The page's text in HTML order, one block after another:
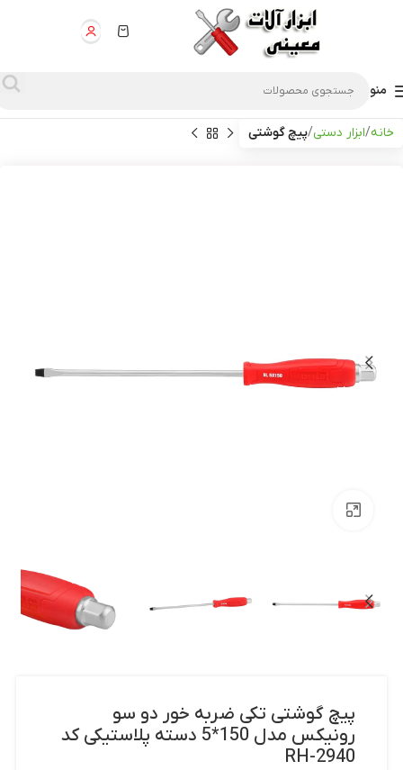
منو
خانه ابزار دستی پیچ گوشتی
پیچ گوشتی تکی ضربه خور دو سو
رونیکس مدل 150*5 دسته پلاستیکی کد
RH-2940